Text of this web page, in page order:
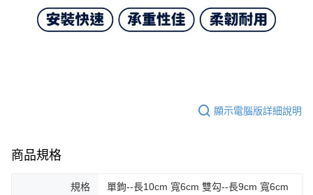
顯示電腦版詳細說明
商品規格
規格 單鉤--長10cm 寬6cm 雙勾--長9cm 寬6cm